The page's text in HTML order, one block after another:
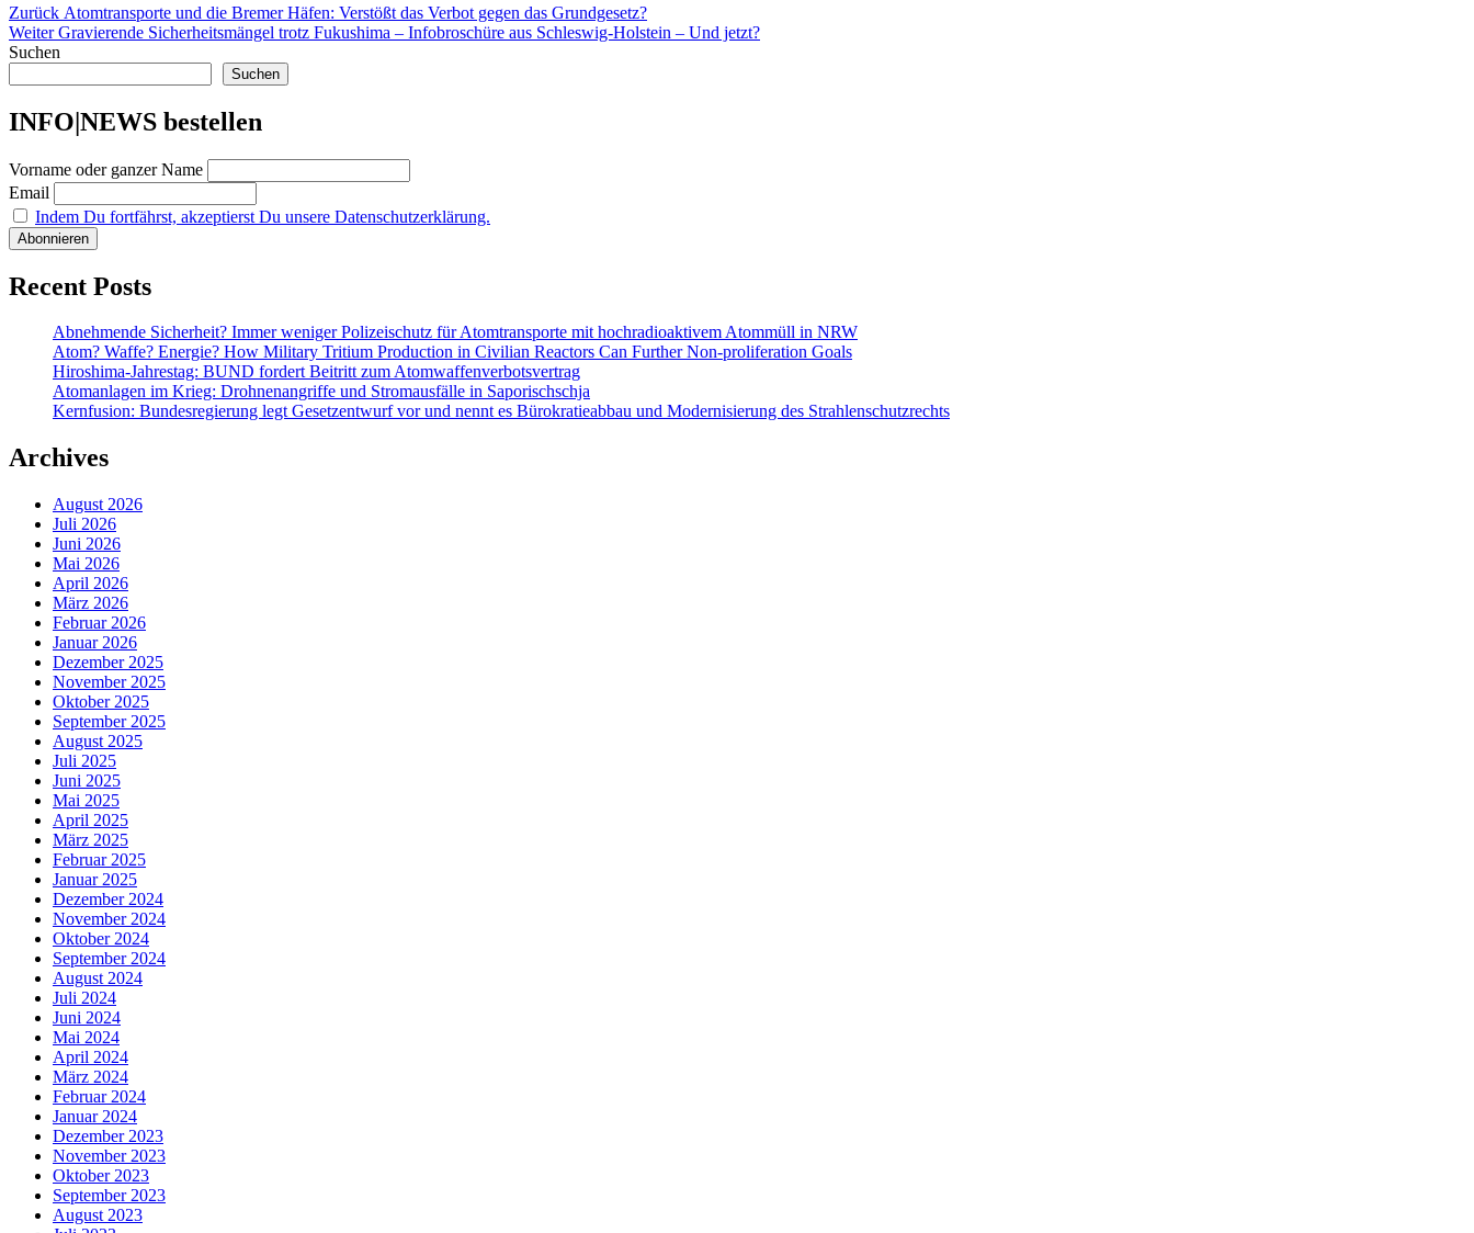
Beitragsnavigation
Zurück Vorheriger
Beitrag:
Atomtransporte und die Bremer Häfen: Verstößt das Verbot gegen das Grundgesetz?
Weiter Nächster
Beitrag:
Gravierende Sicherheitsmängel trotz Fukushima – Infobroschüre aus Schleswig-Holstein – Und jetzt?
Suchen
Suchen
INFO|NEWS bestellen
Vorname oder ganzer Name
Email
Indem Du fortfährst, akzeptierst Du unsere Datenschutzerklärung.
Recent Posts
Abnehmende Sicherheit? Immer weniger Polizeischutz für Atomtransporte mit hochradioaktivem Atommüll in NRW
Atom? Waffe? Energie? How Military Tritium Production in Civilian Reactors Can Further Non-proliferation Goals
Hiroshima-Jahrestag: BUND fordert Beitritt zum Atomwaffenverbotsvertrag
Atomanlagen im Krieg: Drohnenangriffe und Stromausfälle in Saporischschja
Kernfusion: Bundesregierung legt Gesetzentwurf vor und nennt es Bürokratieabbau und Modernisierung des Strahlenschutzrechts
Archives
August 2026
Juli 2026
Juni 2026
Mai 2026
April 2026
März 2026
Februar 2026
Januar 2026
Dezember 2025
November 2025
Oktober 2025
September 2025
August 2025
Juli 2025
Juni 2025
Mai 2025
April 2025
März 2025
Februar 2025
Januar 2025
Dezember 2024
November 2024
Oktober 2024
September 2024
August 2024
Juli 2024
Juni 2024
Mai 2024
April 2024
März 2024
Februar 2024
Januar 2024
Dezember 2023
November 2023
Oktober 2023
September 2023
August 2023